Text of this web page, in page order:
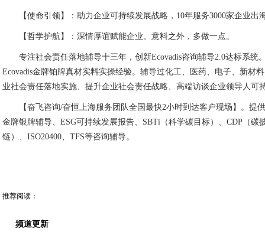
【使命引领】：助力企业可持续发展战略，10年服务3000家企业出
【哲学护航】：深情厚谊赋能企业。意料之外，多做一点。
专注社会责任落地辅导十三年，创新Ecovadis咨询辅导2.0达标系统
Ecovadis金牌铂牌真材实料实操经验。辅导过化工、医药、电子、新材
业社会责任落地实施、提升企业社会责任战略、高端访谈企业领导人可
【奋飞咨询/奋恒上海服务团队全国最快2小时到达客户现场】。提
金牌银牌辅导、ESG可持续发展报告、SBTi（科学碳目标）、CDP（碳
链）、ISO20400、TFS等咨询辅导。
推荐阅读：
频道更新